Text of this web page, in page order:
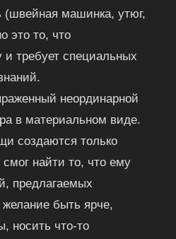
(швейная машинка, утюг,
это то, что
и требует специальных
неординарной
в материальном виде.
создаются только
смог найти то, что ему
предлагаемых
быть ярче,
носить что-то